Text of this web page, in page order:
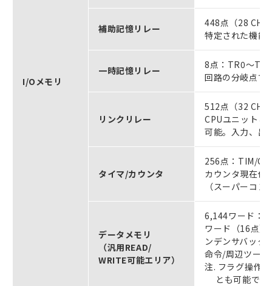
I/Oメモリ
補助記憶リレー
448点（28 CH
特定された機能
一時記憶リレー
8点：TR0～TR7
回路の分岐点で
リンクリレー
512点（32 CH
CPUユニットと
可能。入力、出
タイマ/カウンタ
256点：TIM/
カウンタ現在値
（スーパーコ
データメモリ
（汎用READ/
WRITE可能エリア）
6,144ワード：
ワード（16点
ンデンサバック
命令/周辺ツー
注. フラグ操作
とも可能です